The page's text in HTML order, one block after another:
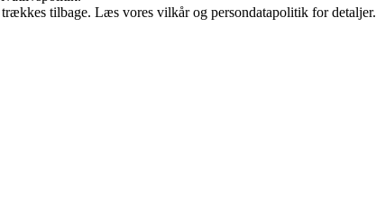
tilbage. Læs vores vilkår og persondatapolitik for detaljer.